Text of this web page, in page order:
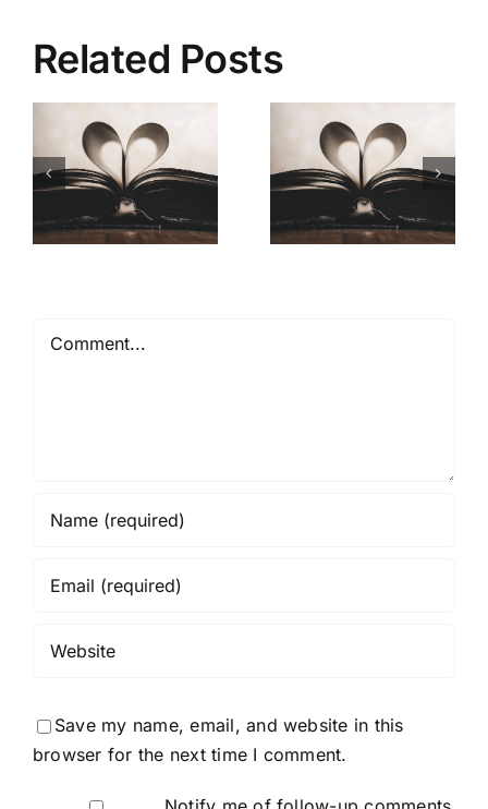
Related Posts
Save my name, email, and website in this
browser for the next time I comment.